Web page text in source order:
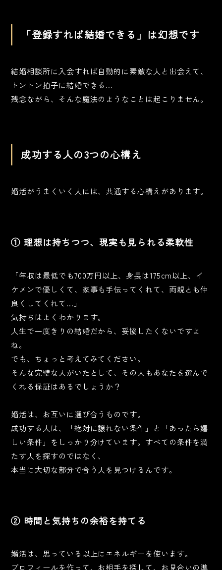
「登録すれば結婚できる」は幻想です
結婚相談所に入会すれば自動的に素敵な人と出会えて、
トントン拍子に結婚できる…
残念ながら、そんな魔法のようなことは起こりません。
成功する人の3つの心構え
婚活がうまくいく人には、共通する心構えがあります。
① 理想は持ちつつ、現実も見られる柔軟性
「年収は最低でも700万円以上、身長は175cm以上、イ
ケメンで優しくて、家事も手伝ってくれて、両親とも仲
良くしてくれて…」
気持ちはよくわかります。
人生で一度きりの結婚だから、妥協したくないですよ
ね。
でも、ちょっと考えてみてください。
そんな完璧な人がいたとして、その人もあなたを選んで
くれる保証はあるでしょうか？
婚活は、お互いに選び合うものです。
成功する人は、「絶対に譲れない条件」と「あったら嬉
しい条件」をしっかり分けています。すべての条件を満
たす人を探すのではなく、
本当に大切な部分で合う人を見つけるんです。
② 時間と気持ちの余裕を持てる
婚活は、思っている以上にエネルギーを使います。
プロフィールを作って、お相手を探して、お見合いの準